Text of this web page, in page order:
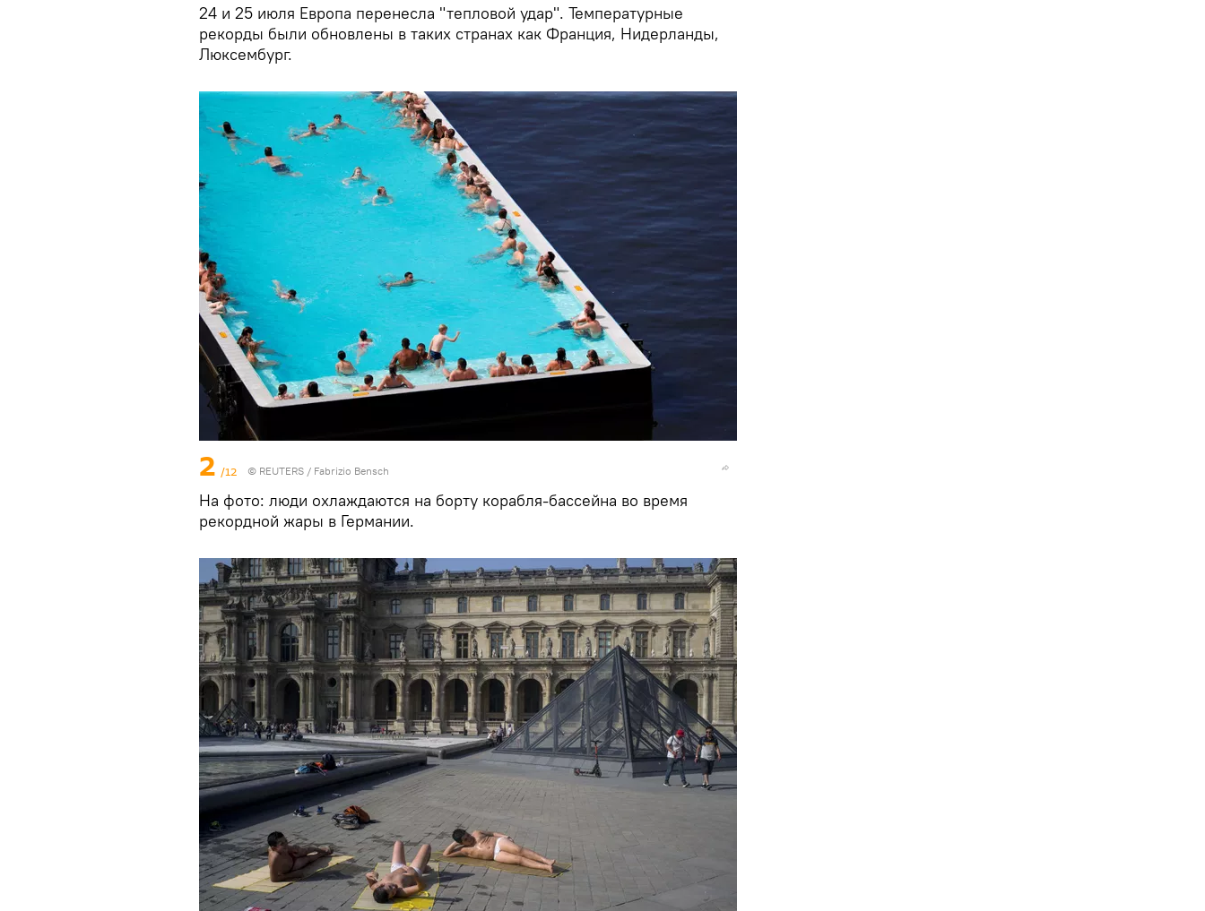
24 и 25 июля Европа перенесла "тепловой удар". Температурные
рекорды были обновлены в таких странах как Франция, Нидерланды,
Люксембург.
2 /12 © REUTERS / Fabrizio Bensch
На фото: люди охлаждаются на борту корабля-бассейна во время
рекордной жары в Германии.